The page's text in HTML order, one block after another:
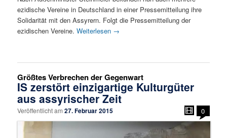
ezidische Vereine in Deutschland in einer Pressemitteilung ihre
Solidarität mit den Assyrern. Folgt die Pressemitteilung der
ezidischen Vereine.Weiterlesen →
Größtes Verbrechen der Gegenwart
IS zerstört einzigartige Kulturgüter
aus assyrischer Zeit
Veröffentlicht am27. Februar 2015 0